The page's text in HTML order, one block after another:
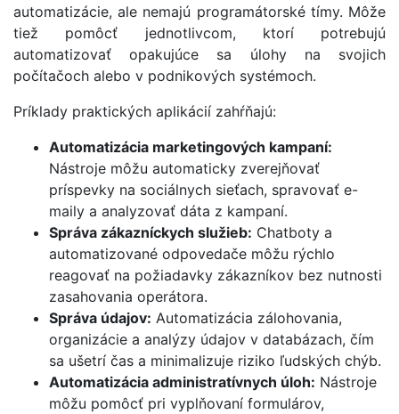
automatizácie, ale nemajú programátorské tímy. Môže
tiež pomôcť jednotlivcom, ktorí potrebujú
automatizovať opakujúce sa úlohy na svojich
počítačoch alebo v podnikových systémoch.
Príklady praktických aplikácií zahŕňajú:
Automatizácia marketingových kampaní:
Nástroje môžu automaticky zverejňovať
príspevky na sociálnych sieťach, spravovať e-
maily a analyzovať dáta z kampaní.
Správa zákazníckych služieb: Chatboty a
automatizované odpovedače môžu rýchlo
reagovať na požiadavky zákazníkov bez nutnosti
zasahovania operátora.
Správa údajov: Automatizácia zálohovania,
organizácie a analýzy údajov v databázach, čím
sa ušetrí čas a minimalizuje riziko ľudských chýb.
Automatizácia administratívnych úloh: Nástroje
môžu pomôcť pri vyplňovaní formulárov,